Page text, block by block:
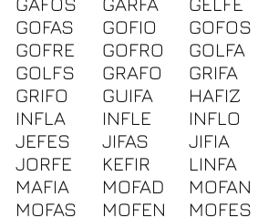
GOFAS
GOFIO GOFOS
GOFRE
GOFRO GOLFA
GOLFS
GRAFO GRIFA
GRIFO
GUIFA HAFIZ
INFLA
INFLE INFLO
JEFES
JIFAS JIFIA
JORFE
KEFIR LINFA
MAFIA
MOFAD MOFAN
MOFAS
MOFEN MOFES